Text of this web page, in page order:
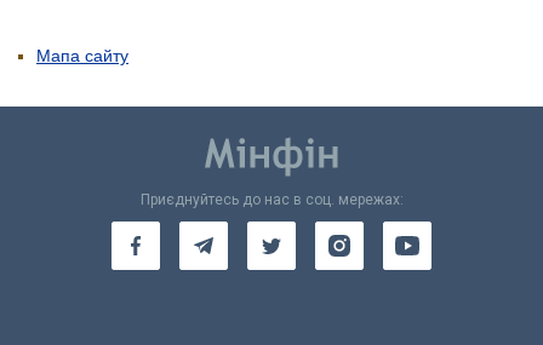
Мапа сайту
Приєднуйтесь до нас в соц. мережах: